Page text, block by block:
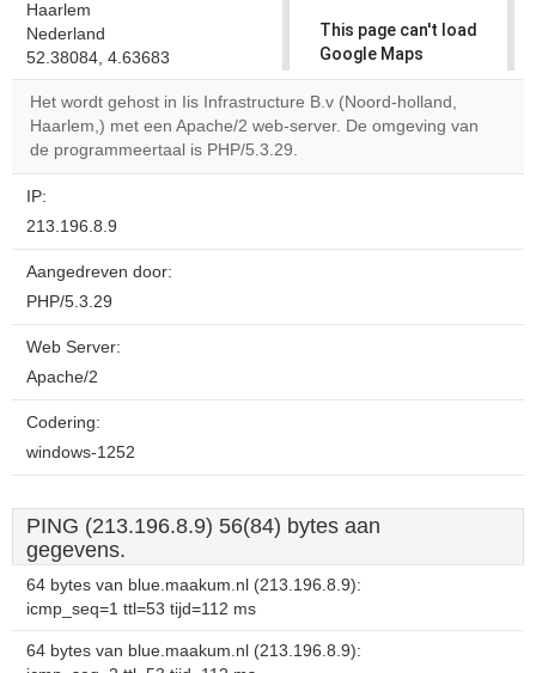
Haarlem
Nederland
52.38084, 4.63683
This page can't load
Google Maps
correctly.
Do you
Het wordt gehost in Iis Infrastructure B.v (Noord-holland,
Haarlem,) met een Apache/2 web-server. De omgeving van
de programmeertaal is PHP/5.3.29.
IP:
213.196.8.9
Aangedreven door:
PHP/5.3.29
Web Server:
Apache/2
Codering:
windows-1252
PING (213.196.8.9) 56(84) bytes aan
gegevens.
64 bytes van blue.maakum.nl (213.196.8.9):
icmp_seq=1 ttl=53 tijd=112 ms
64 bytes van blue.maakum.nl (213.196.8.9):